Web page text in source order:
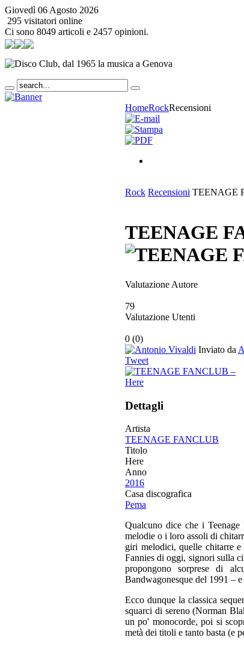
Giovedì 06 Agosto 2026
295 visitatori online
Ci sono 8049 articoli e 2457 opinioni.
HomeRockRecensioni
Rock Recensioni TEENAGE
TEENAGE
Valutazione Autore
79
Valutazione Utenti
0 (0)
Inviato da
Tweet
Dettagli
Artista
TEENAGE FANCLUB
Titolo
Here
Anno
2016
Casa discografica
Pema
Qualcuno dice che i
melodie o i loro assoli di
giri melodici, quelle chitarre e
Fannies di oggi, signori sulla
propongono sorprese di
Bandwagonesque del 1991 –
Ecco dunque la classica
squarci di sereno (Norman
un po' monocorde, poi si
metà dei titoli e tanto basta (e